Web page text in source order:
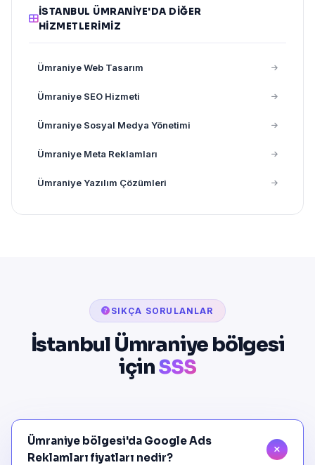
İSTANBUL ÜMRANIYE'DA DIĞER
HIZMETLERIMIZ
Ümraniye Web Tasarım
Ümraniye SEO Hizmeti
Ümraniye Sosyal Medya Yönetimi
Ümraniye Meta Reklamları
Ümraniye Yazılım Çözümleri
SIKÇA SORULANLAR
İstanbul Ümraniye bölgesi
içinSSS
Ümraniye bölgesi'da Google Ads
Reklamları fiyatları nedir?